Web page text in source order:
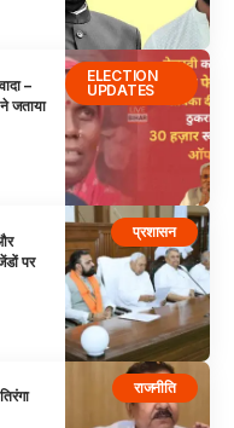
ELECTION
UPDATES
–
जताया
प्रशासन
पर
राजनीति